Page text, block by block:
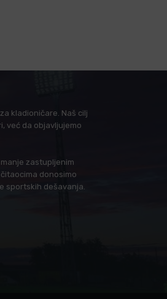
kladioničare. Naš cilj
već da objavljujemo
zastupljenim
donosimo
sportskih dešavanja.